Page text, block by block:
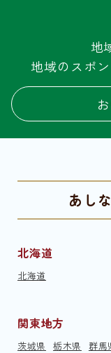
地
地域のスポ
あし
北海道
北海道
関東地方
茨城県 栃木県
群馬